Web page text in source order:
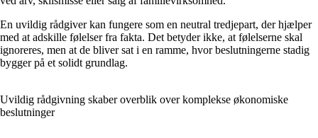
En uvildig rådgiver kan fungere som en neutral tredjepart, der hjælper
med at adskille følelser fra fakta. Det betyder ikke, at følelserne skal
ignoreres, men at de bliver sat i en ramme, hvor beslutningerne stadig
bygger på et solidt grundlag.
Uvildig rådgivning skaber overblik over komplekse økonomiske
beslutninger